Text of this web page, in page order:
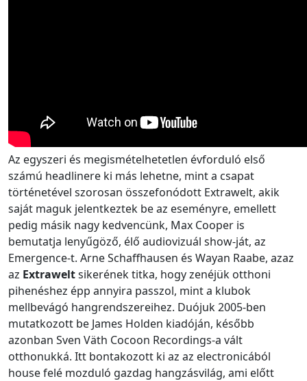
Az egyszeri és megismételhetetlen évforduló első
számú headlinere ki más lehetne, mint a csapat
történetével szorosan összefonódott Extrawelt, akik
saját maguk jelentkeztek be az eseményre, emellett
pedig másik nagy kedvencünk, Max Cooper is
bemutatja lenyűgöző, élő audiovizuál show-ját, az
Emergence-t. Arne Schaffhausen és Wayan Raabe, azaz
az Extraweltsikerének titka, hogy zenéjük otthoni
pihenéshez épp annyira passzol, mint a klubok
mellbevágó hangrendszereihez. Duójuk 2005-ben
mutatkozott be James Holden kiadóján, később
azonban Sven Väth Cocoon Recordings-a vált
otthonukká. Itt bontakozott ki az az electronicából
house felé mozduló gazdag hangzásvilág, ami előtt